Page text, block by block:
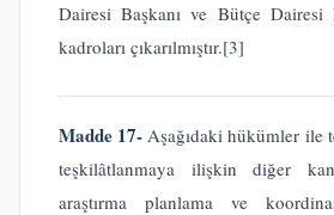
Dairesi Başkanı ve Bütçe Dairesi
kadroları çıkarılmıştır.[3]
Madde 17-Aşağıdaki hükümler ile
teşkilâtlanmaya ilişkin diğer
araştırma planlama ve